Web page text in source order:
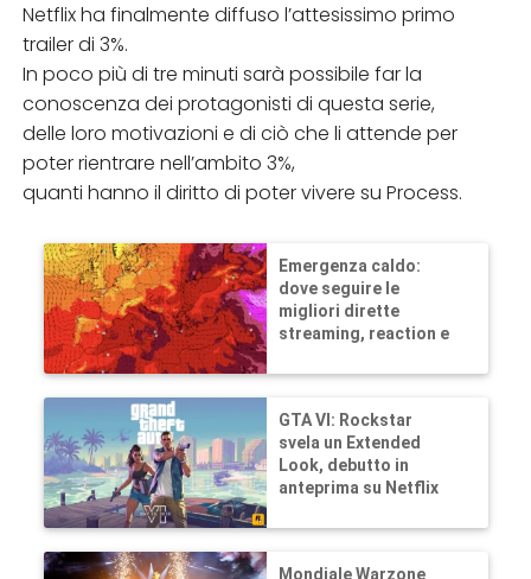
Netflix ha finalmente diffuso l’attesissimo primo
trailer di 3%.
In poco più di tre minuti sarà possibile far la
conoscenza dei protagonisti di questa serie,
delle loro motivazioni e di ciò che li attende per
poter rientrare nell’ambito 3%,
quanti hanno il diritto di poter vivere su Process.